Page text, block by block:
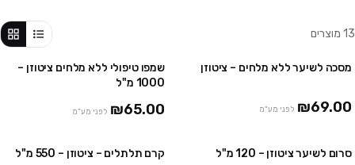
13 מוצרים
מסכה לשיער ללא מלחים – ציטוזן
₪69.00 לפני מע"מ
שמפו טיפולי ללא מלחים ציטוזן –
1000 מ"ל
₪65.00 לפני מע"מ
סרום לשיער ציטוזן – 120 מ"ל קרם תלתלים – ציטוזן – 550 מ"ל